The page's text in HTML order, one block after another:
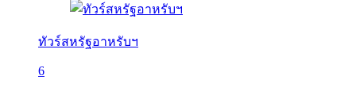
ทัวร์สหรัฐอาหรับฯ
6